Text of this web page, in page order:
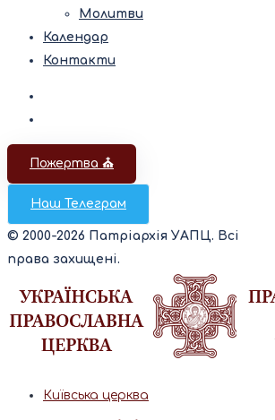
Молитви
Календар
Контакти
Пожертва ⛪️
Наш Телеграм
© 2000-2026 Патріархія УАПЦ. Всі
права захищені.
Київська церква